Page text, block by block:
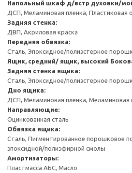
Напольный шкаф д/встр духовки/
ДСП, Меламиновая пленка, Пластиковая
Задняя стенка:
ДВП, Акриловая краска
Передняя обвязка:
Сталь, Эпоксидное/полиэстерное
Ящик, средний/ ящик, высокий
Задняя стенка ящика:
Сталь, Эпоксидное/полиэстерное
Дно ящика:
ДСП, Меламиновая пленка, Меламиновая
Направляющие:
Оцинкованная сталь
Обвязка ящика:
Сталь, Пигментированное порошковое
эпоксидной/полиэфирной смолы
Амортизаторы:
Пластмасса АБС, Масло